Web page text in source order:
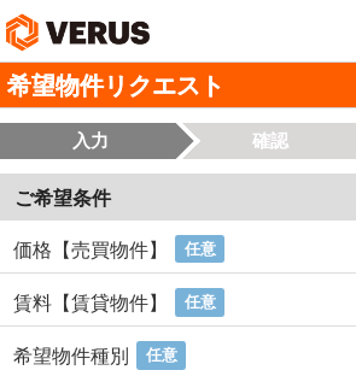
希望物件リクエスト
入力 確認
ご希望条件
価格【売買物件】 任意
賃料【賃貸物件】 任意
希望物件種別 任意